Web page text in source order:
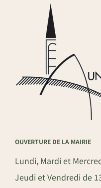
OUVERTURE DE LA MAIRIE
Lundi, Mardi et
Jeudi et Vendredi de